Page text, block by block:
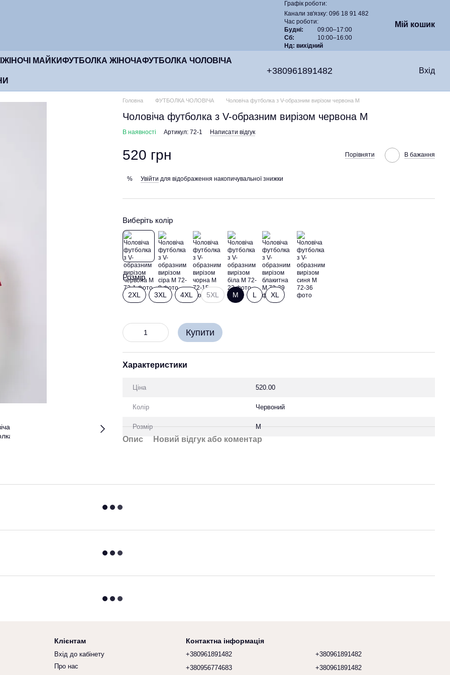
Графік роботи:
Канали зв'язку: 096 18 91 482
Час роботи:
Будні:
09:00–17:00
Сб:
10:00–16:00
Нд: вихідний
Мій кошик
ЖІНОЧІ МАЙКИФУТБОЛКА ЖІНОЧАФУТБОЛКА ЧОЛОВІЧА
+380961891482 Вхід
Головна ФУТБОЛКА ЧОЛОВІЧА Чоловіча футболка з V-образним вирізом червона М
Чоловіча футболка з V-образним вирізом червона М
В наявності Артикул: 72-1 Написати відгук
520 грн Порівняти В бажання
% Увійти для відображення накопичувальної знижки
Виберіть колір
Розмір
2XL 3XL 4XL 5XL M L XL
Купити
Характеристики
Ціна 520.00
Колір Червоний
Розмір M
Опис Новий відгук або коментар
Клієнтам
Вхід до кабінету
Про нас
Контактна інформація
+380961891482
+380956774683
+380961891482
+380961891482